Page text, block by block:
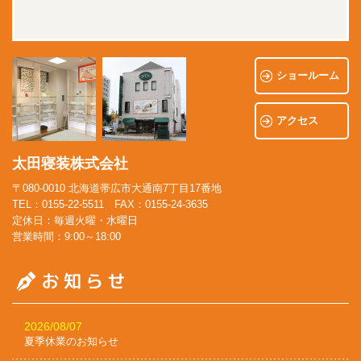
ショールーム
アクセス
太田寝装株式会社
〒080-0010 北海道帯広市大通南7丁目17番地
TEL：0155-22-5511 FAX：0155-24-3635
定休日：毎週火曜・水曜日
営業時間：9:00～18:00
2026/08/07
夏季休業のお知らせ